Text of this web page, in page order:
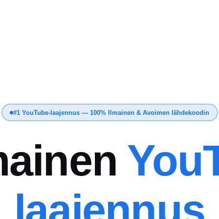
#1 YouTube-laajennus — 100% Ilmainen & Avoimen lähdekoodin